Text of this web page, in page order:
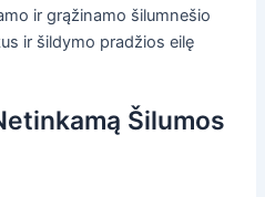
ir grąžinamo šilumnešio
ir šildymo pradžios eilę
Šilumos